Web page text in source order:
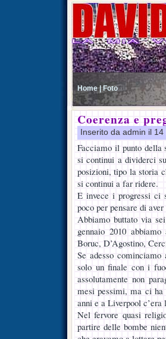
Home | Foto
Coerenza e
Inserito da admin il
Facciamo il punto della
si continui a dividerci
posizioni, tipo la storia
si continui a far ridere.
E invece i progressi ci
poco per pensare di
Abbiamo buttato via
gennaio 2010
Boruc, D’Agostino,
Se adesso
solo un finale con i
assolutamente non
mesi pessimi, ma ci ha
anni e a Liverpool c’era
Nel fervore quasi
partire delle bombe